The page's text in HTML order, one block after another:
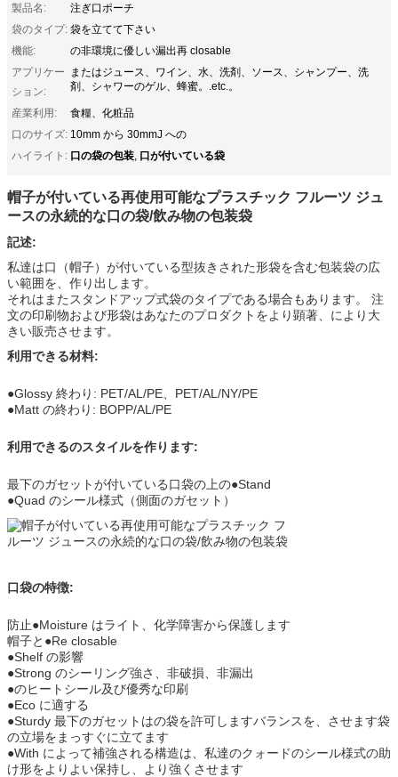
製品名:
注ぎ口ポーチ
袋のタイプ: 袋を立てて下さい
機能:
の非環境に優しい漏出再 closable
アプリケー
ション:
またはジュース、ワイン、水、洗剤、ソース、シャンプー、洗
剤、シャワーのゲル、蜂蜜。.etc.。
産業利用:
食糧、化粧品
口のサイズ: 10mm から 30mmJ への
ハイライト: 口の袋の包装, 口が付いている袋
帽子が付いている再使用可能なプラスチック フルーツ ジュ
ースの永続的な口の袋/飲み物の包装袋
記述:
私達は口（帽子）が付いている型抜きされた形袋を含む包装袋の広
い範囲を、作り出します。
それはまたスタンドアップ式袋のタイプである場合もあります。 注
文の印刷物および形袋はあなたのプロダクトをより顕著、により大
きい販売させます。
利用できる材料:
●Glossy 終わり: PET/AL/PE、PET/AL/NY/PE
●Matt の終わり: BOPP/AL/PE
利用できるのスタイルを作ります:
最下のガセットが付いている口袋の上の●Stand
●Quad のシール様式（側面のガセット）
口袋の特徴:
防止●Moisture はライト、化学障害から保護します
帽子と●Re closable
●Shelf の影響
●Strong のシーリング強さ、非破損、非漏出
●のヒートシール及び優秀な印刷
●Eco に適する
●Sturdy 最下のガセットはの袋を許可しますバランスを、させます袋
の立場をまっすぐに立てます
●With によって補強される構造は、私達のクォードのシール様式の助
け形をよりよい保持し、より強くさせます